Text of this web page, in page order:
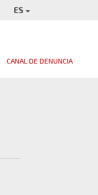
ES
CANAL DE DENUNCIA